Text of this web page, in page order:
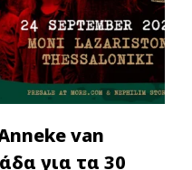
van
για τα 30